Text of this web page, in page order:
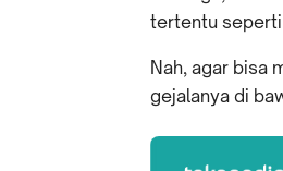
tertentu seperti
Nah, agar bisa
gejalanya di